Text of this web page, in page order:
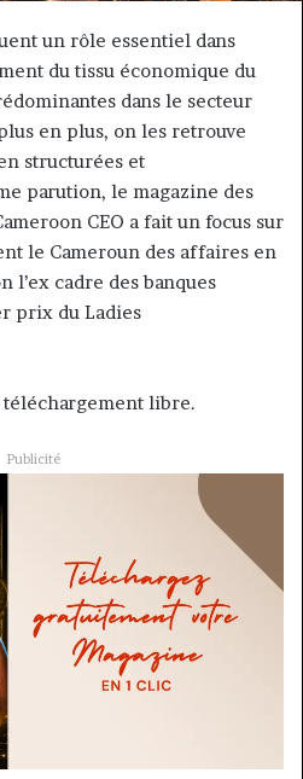
un rôle essentiel dans
du tissu économique du
dans le secteur
en plus, on les retrouve
structurées et
parution, le magazine des
CEO a fait un focus sur
le Cameroun des affaires en
l’ex cadre des banques
prix du Ladies
libre.
Publicité